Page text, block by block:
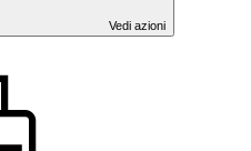
Vedi azioni